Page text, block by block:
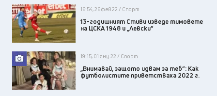
16:54, 26 фев 22 / Спорт
13-годишният Стиви изведе тимовете
на ЦСКА 1948 и „Левски”
19:15, 01 яну 22 / Спорт
„Внимавай, защото идвам за теб“: Как
футболистите приветстваха 2022 г.